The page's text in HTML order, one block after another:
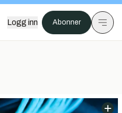
Logg inn Abonner